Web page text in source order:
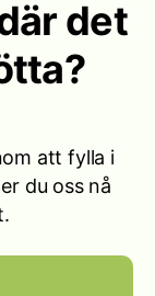
det
att fylla i
du oss nå